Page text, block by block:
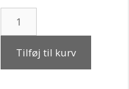
print
antal
Tilføj til kurv